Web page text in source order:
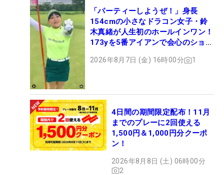
「パーティーしようぜ！」身長
154cmの小さなドラコン女子・鈴
木真緒が人生初のホールインワン！
173yを5番アイアンで会心のショッ
2026年8月7日 (金) 16時00分 1
4日間の期間限定配布！11月
までのプレーに2回使える
1,500円＆1,000円分クーポ
ン！
2026年8月8日 (土) 06時00分
2